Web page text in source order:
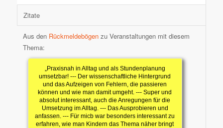
Zitate
Aus den Rückmeldebögenzu Veranstaltungen mit diesem
Thema:
„Praxisnah in Alltag und als Stundenplanung
umsetzbar! --- Der wissenschaftliche Hintergrund
und das Aufzeigen von Fehlern, die passieren
können und wie man damit umgeht. --- Super und
absolut interessant, auch die Anregungen für die
Umsetzung im Alltag. --- Das Ausprobieren und
anfassen. --- Für micb war besonders interessant zu
erfahren, wie man Kindern das Thema näher bringt